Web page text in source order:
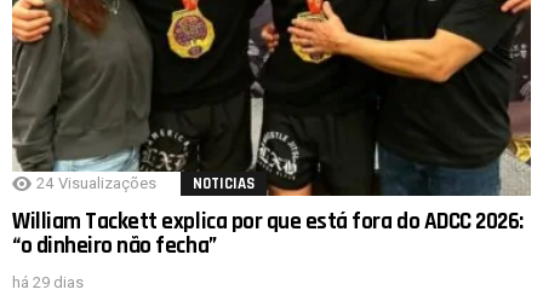
24 Visualizações NOTICIAS
William Tackett explica por que está fora do ADCC 2026:
“o dinheiro não fecha”
há 29 dias